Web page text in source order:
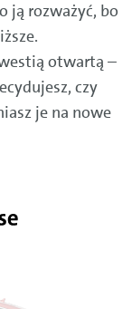
ją rozważyć, bo
otwartą –
czy
je na nowe